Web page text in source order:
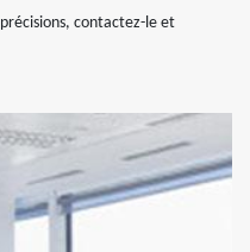
contactez-le et